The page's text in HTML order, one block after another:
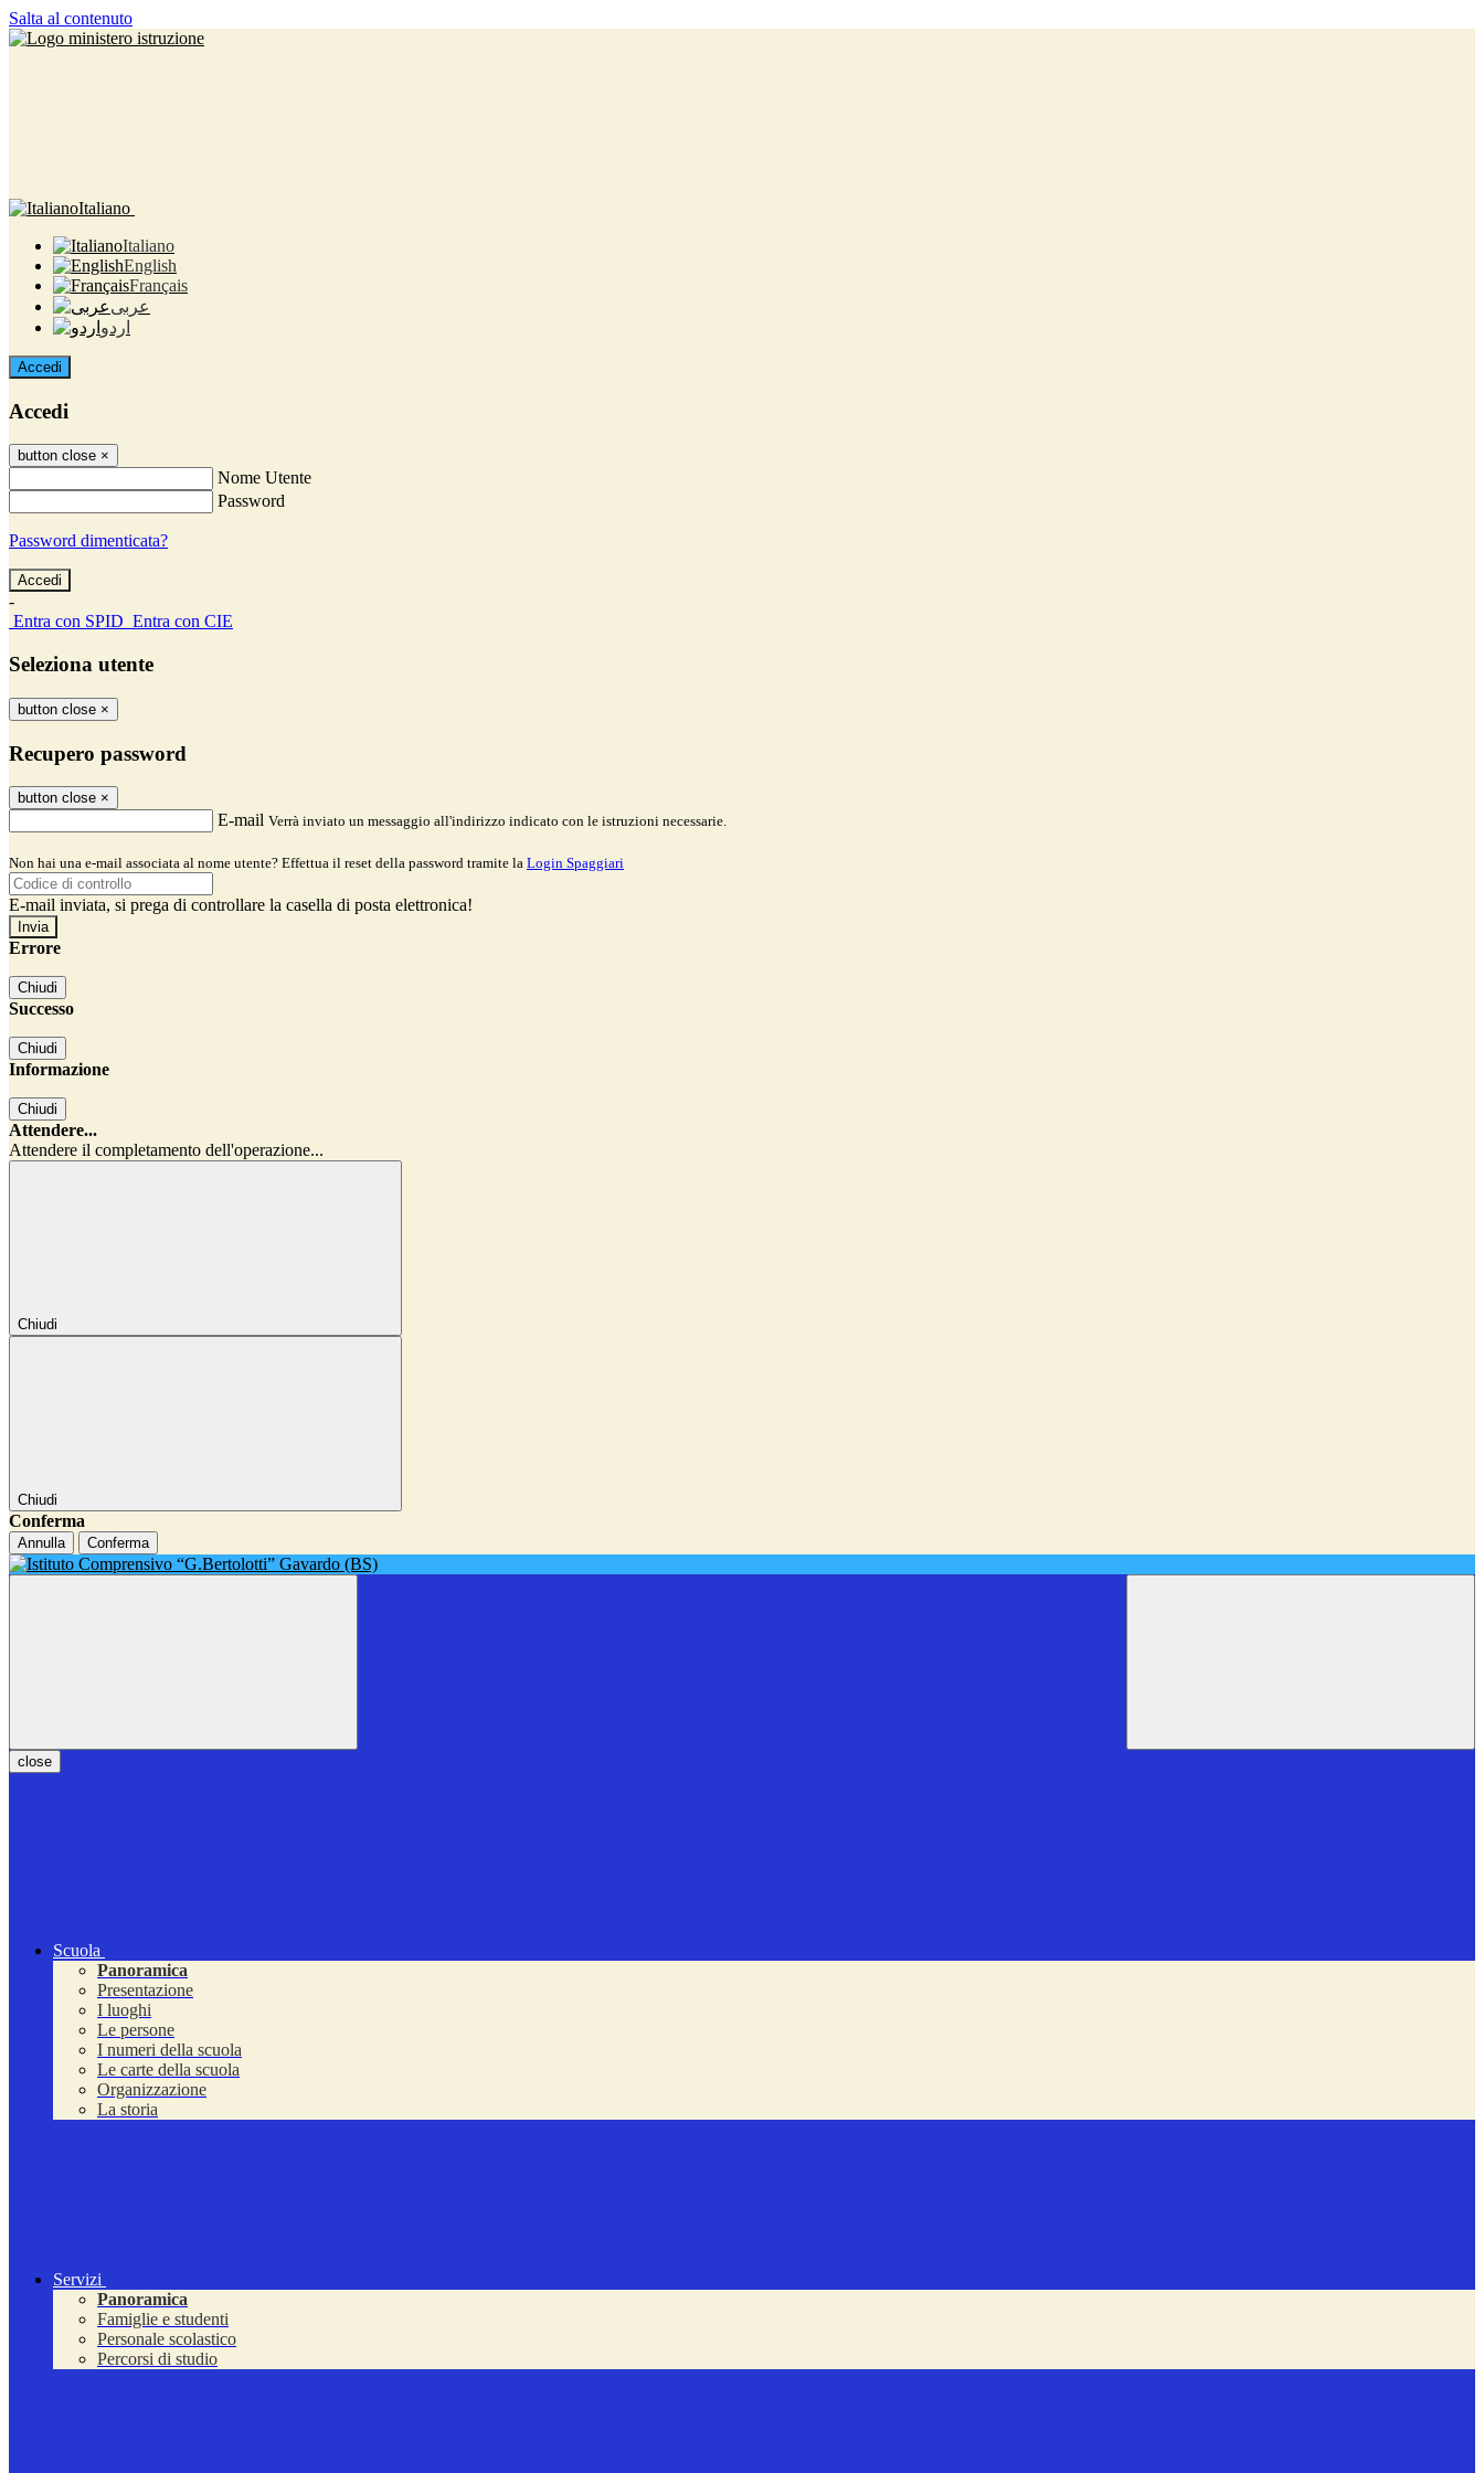
Salta al contenuto
Italiano
Italiano
English
Français
عربى
اردو
Accedi
Accedi
button close ×
Nome Utente
Password
Password dimenticata?
-
Entra con SPID Entra con CIE
Seleziona utente
button close ×
Recupero password
button close ×
E-mail Verrà inviato un messaggio all'indirizzo indicato con le istruzioni necessarie.
Non hai una e-mail associata al nome utente? Effettua il reset della password tramite la Login Spaggiari
E-mail inviata, si prega di controllare la casella di posta elettronica!
Errore
Chiudi
Successo
Chiudi
Informazione
Chiudi
Attendere...
Attendere il completamento dell'operazione...
Chiudi
Chiudi
Conferma
Annulla Conferma
close
Scuola
Panoramica
Presentazione
I luoghi
Le persone
I numeri della scuola
Le carte della scuola
Organizzazione
La storia
Servizi
Panoramica
Famiglie e studenti
Personale scolastico
Percorsi di studio